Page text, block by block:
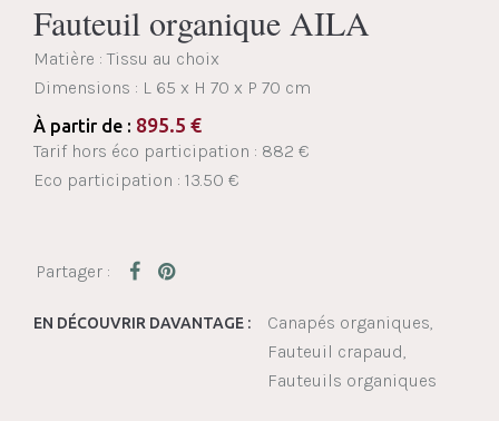
Fauteuil organique AILA
Matière : Tissu au choix
Dimensions : L 65 x H 70 x P 70 cm
À partir de : 895.5 €
Tarif hors éco participation : 882 €
Eco participation : 13.50 €
EN DÉCOUVRIR DAVANTAGE :
Canapés organiques
Fauteuil crapaud
Fauteuils organiques